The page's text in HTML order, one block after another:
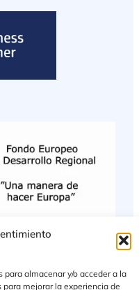
almacenar y/o acceder a la
mejorar la experiencia de